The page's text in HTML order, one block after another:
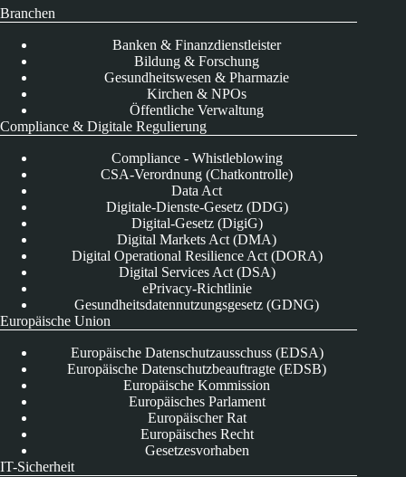
Branchen
Banken & Finanzdienstleister
Bildung & Forschung
Gesundheitswesen & Pharmazie
Kirchen & NPOs
Öffentliche Verwaltung
Compliance & Digitale Regulierung
Compliance - Whistleblowing
CSA-Verordnung (Chatkontrolle)
Data Act
Digitale-Dienste-Gesetz (DDG)
Digital-Gesetz (DigiG)
Digital Markets Act (DMA)
Digital Operational Resilience Act (DORA)
Digital Services Act (DSA)
ePrivacy-Richtlinie
Gesundheitsdatennutzungsgesetz (GDNG)
Europäische Union
Europäische Datenschutzausschuss (EDSA)
Europäische Datenschutzbeauftragte (EDSB)
Europäische Kommission
Europäisches Parlament
Europäischer Rat
Europäisches Recht
Gesetzesvorhaben
IT-Sicherheit